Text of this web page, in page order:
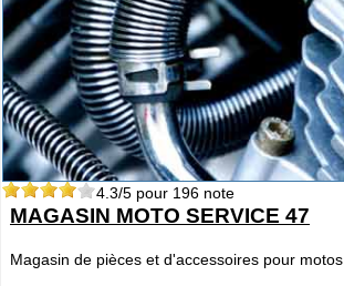
4.3/5 pour 196 note
MAGASIN MOTO SERVICE 47
Magasin de pièces et d'accessoires pour motos